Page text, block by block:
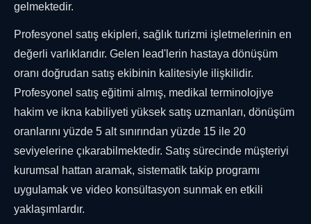
gelmektedir.
Profesyonel satış ekipleri, sağlık turizmi işletmelerinin en
değerli varlıklarıdır. Gelen lead'lerin hastaya dönüşüm
oranı doğrudan satış ekibinin kalitesiyle ilişkilidir.
Profesyonel satış eğitimi almış, medikal terminolojiye
hakim ve ikna kabiliyeti yüksek satış uzmanları, dönüşüm
oranlarını yüzde 5 alt sınırından yüzde 15 ile 20
seviyelerine çıkarabilmektedir. Satış sürecinde müşteriyi
kurumsal hattan aramak, sistematik takip programı
uygulamak ve video konsültasyon sunmak en etkili
yaklaşımlardır.